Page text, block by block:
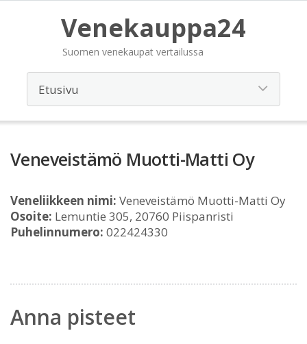
Venekauppa24
Suomen venekaupat vertailussa
Veneveistämö Muotti-Matti Oy
Veneliikkeen nimi: Veneveistämö Muotti-Matti Oy
Osoite: Lemuntie 305, 20760 Piispanristi
Puhelinnumero: 022424330
Anna pisteet